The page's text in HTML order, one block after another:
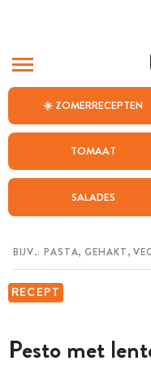
☀️ ZOMERRECEPTEN
TOMAAT
SALADES
RECEPT
Pesto met
WEEKMENU
CHAT MET MAIA
MIJN BEWAARDE RECEPTEN